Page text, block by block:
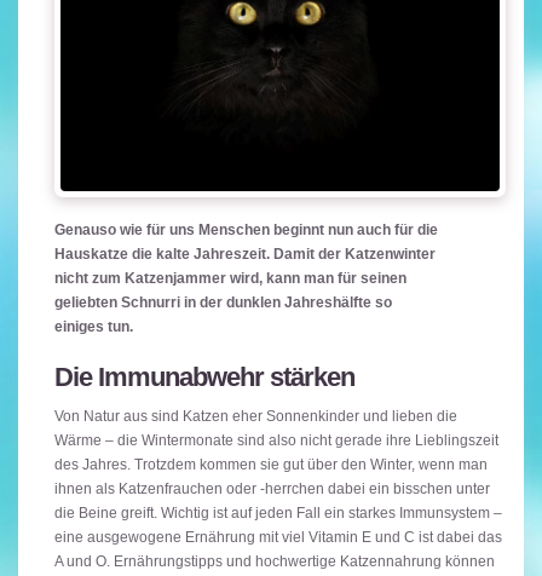
Genauso wie für uns Menschen beginnt nun auch für die
Hauskatze die kalte Jahreszeit. Damit der Katzenwinter
nicht zum Katzenjammer wird, kann man für seinen
geliebten Schnurri in der dunklen Jahreshälfte so
einiges tun.
Die Immunabwehr stärken
Von Natur aus sind Katzen eher Sonnenkinder und lieben die
Wärme – die Wintermonate sind also nicht gerade ihre Lieblingszeit
des Jahres. Trotzdem kommen sie gut über den Winter, wenn man
ihnen als Katzenfrauchen oder -herrchen dabei ein bisschen unter
die Beine greift. Wichtig ist auf jeden Fall ein starkes Immunsystem –
eine ausgewogene Ernährung mit viel Vitamin E und C ist dabei das
A und O. Ernährungstipps und hochwertige Katzennahrung können